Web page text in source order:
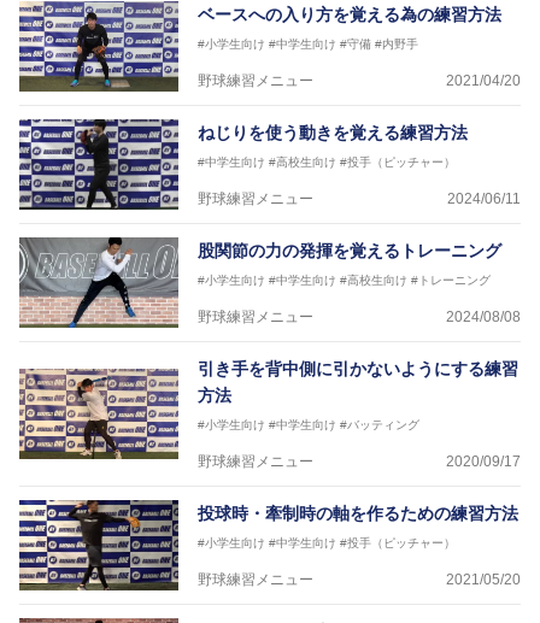
ベースへの入り方を覚える為の練習方法
#小学生向け #中学生向け #守備 #内野手
野球練習メニュー 2021/04/20
ねじりを使う動きを覚える練習方法
#中学生向け #高校生向け #投手（ピッチャー）
野球練習メニュー 2024/06/11
股関節の力の発揮を覚えるトレーニング
#小学生向け #中学生向け #高校生向け #トレーニング
野球練習メニュー 2024/08/08
引き手を背中側に引かないようにする練習
方法
#小学生向け #中学生向け #バッティング
野球練習メニュー 2020/09/17
投球時・牽制時の軸を作るための練習方法
#小学生向け #中学生向け #投手（ピッチャー）
野球練習メニュー 2021/05/20